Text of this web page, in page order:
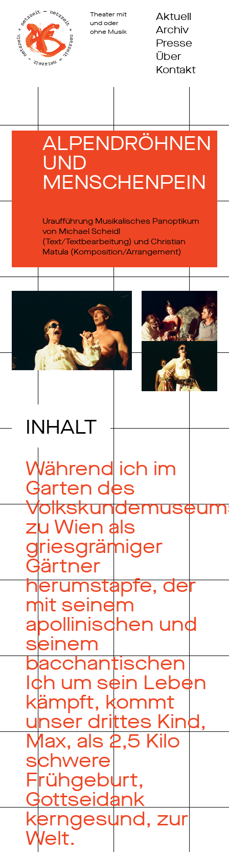
Theater mit
und oder
ohne Musik
Aktuell
Archiv
Presse
Über
Kontakt
ALPENDRÖHNEN
UND
MENSCHENPEIN
Uraufführung Musikalisches Panoptikum
von Michael Scheidl
(Text/Textbearbeitung) und Christian
Matula (Komposition/Arrangement)
INHALT
Während ich im
Garten des
zu Wien als
griesgrämiger
Gärtner
herumstapfe, der
mit seinem
apollinischen und
seinem
bacchantischen
Ich um sein Leben
kämpft, kommt
unser drittes Kind,
Max, als 2,5 Kilo
schwere
Frühgeburt,
Gottseidank
kerngesund, zur
Welt.